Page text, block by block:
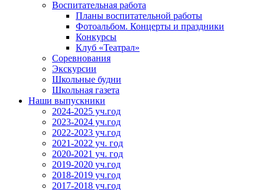
Воспитательная работа
Планы воспитательной работы
Фотоальбом. Концерты и праздники
Конкурсы
Клуб «Театрал»
Соревнования
Экскурсии
Школьные будни
Школьная газета
Наши выпускники
2024-2025 уч.год
2023-2024 уч.год
2022-2023 уч.год
2021-2022 уч. год
2020-2021 уч. год
2019-2020 уч.год
2018-2019 уч.год
2017-2018 уч.год